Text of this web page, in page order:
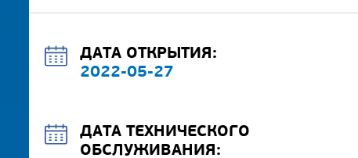
ДАТА ОТКРЫТИЯ:
2022-05-27
ДАТА ТЕХНИЧЕСКОГО
ОБСЛУЖИВАНИЯ: